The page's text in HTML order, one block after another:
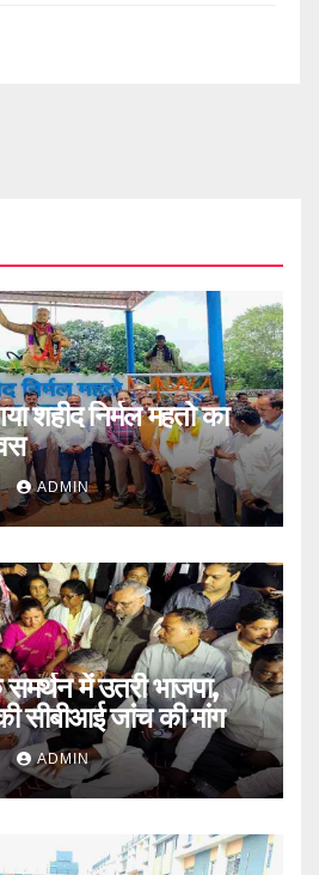
शहीद निर्मल महतो का
ADMIN
में उतरी भाजपा,
सीबीआई जांच की मांग
ADMIN